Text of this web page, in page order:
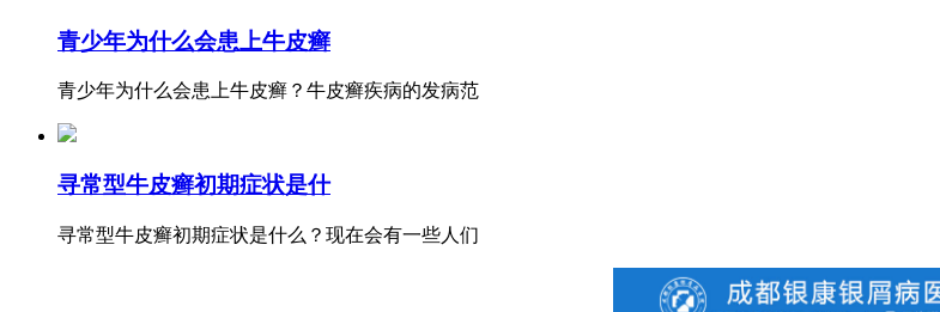
青少年为什么会患上牛皮癣
青少年为什么会患上牛皮癣？牛皮癣疾病的发病范
寻常型牛皮癣初期症状是什
寻常型牛皮癣初期症状是什么？现在会有一些人们